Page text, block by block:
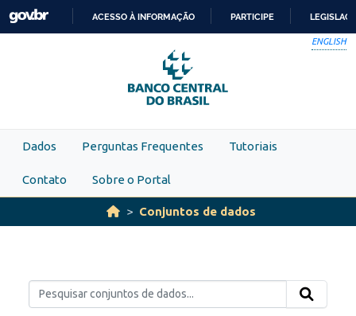
Skip to main content
PARA
O
CONTEÚDO
ACESSO À INFORMAÇÃO PARTICIPE
ENGLISH
Dados Perguntas Frequentes Tutoriais
Contato Sobre o Portal
Conjuntos de dados